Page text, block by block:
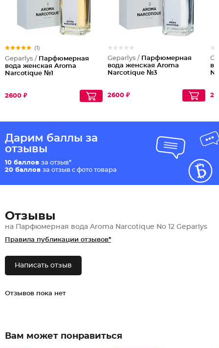
(1)
Geparlys / Парфюмерная
вода женская Aroma
Narcotique №1
2600 ₽
Geparlys / Парфюмерная
вода женская Aroma
Narcotique №3
2600 ₽
Дарим баллы за
отзывы
10 баллов за отзыв*
20 баллов за отзыв с фото товара
Отзывы
на Парфюмерная вода Aroma Narcotique No 12 Geparlys
Правила публикации отзывов*
Написать отзыв
Отзывов пока нет
Вам может понравиться